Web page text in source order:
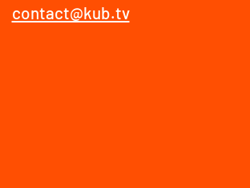
contact@kub.tv